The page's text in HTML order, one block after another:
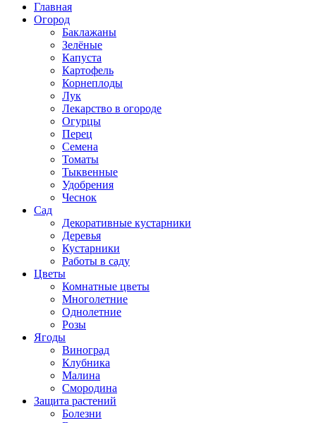
Главная
Огород
Баклажаны
Зелёные
Капуста
Картофель
Корнеплоды
Лук
Лекарство в огороде
Огурцы
Перец
Семена
Томаты
Тыквенные
Удобрения
Чеснок
Сад
Декоративные кустарники
Деревья
Кустарники
Работы в саду
Цветы
Комнатные цветы
Многолетние
Однолетние
Розы
Ягоды
Виноград
Клубника
Малина
Смородина
Защита растений
Болезни